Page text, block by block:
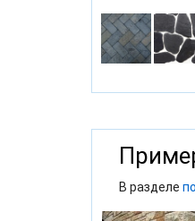
В разделе